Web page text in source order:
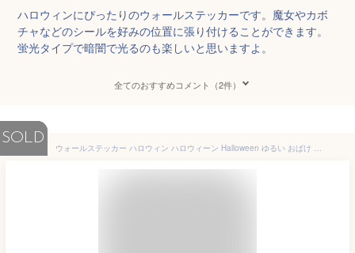
ハロウィンにぴったりのウォールステッカーです。魔女やカボ
チャなどのシールを好みの位置に張り付けることができます。
蛍光タイプで暗闇で光るのも楽しいと思いますよ。
全てのおすすめコメント（2件）
SOLD
ウォールステッカー ハロウィン ハロウィーン Halloween ゆるい おばけ 魔女 木 シルエット かぼちゃ 秋 はがせる 壁飾り カフェ インテリアシール Wallsticker ウォールシール ウォールシート